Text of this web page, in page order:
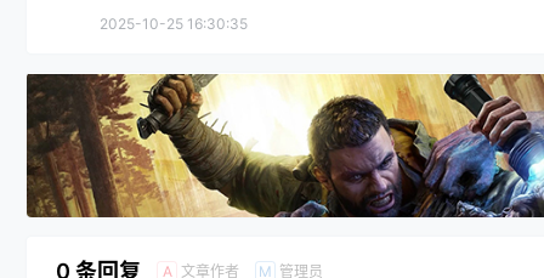
2025-10-25 16:30:35
0 条回复 A 文章作者 M 管理员